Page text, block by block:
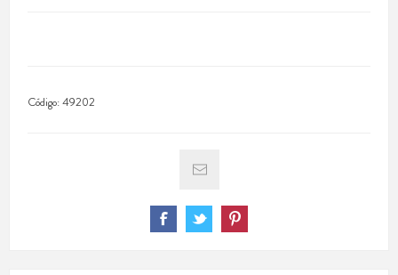
Código:49202